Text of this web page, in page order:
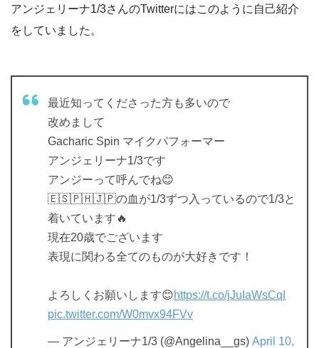
アンジェリーナ1/3さんのTwitterにはこのように自己紹介
をしていました。
最近知ってくださった方も多いので
改めまして
Gacharic Spin マイクパフォーマー
アンジェリーナ1/3です
アンジーって呼んでね😊
🇪🇸🇵🇭🇯🇵の血が1/3ずつ入っているので1/3と
着いています🔥
現在20歳でございます
表現に関わる全てのものが大好きです！
よろしくお願いします😊https://t.co/jJuIaWsCqI
pic.twitter.com/W0mvx94FVv
— アンジェリーナ1/3 (@Angelina__gs) April 10,